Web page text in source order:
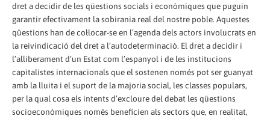
dret a decidir de les qüestions socials i econòmiques que puguin
garantir efectivament la sobirania real del nostre poble. Aquestes
qüestions han de col·locar-se en l’agenda dels actors involucrats en
la reivindicació del dret a l’autodeterminació. El dret a decidir i
l’alliberament d’un Estat com l’espanyol i de les institucions
capitalistes internacionals que el sostenen només pot ser guanyat
amb la lluita i el suport de la majoria social, les classes populars,
per la qual cosa els intents d’excloure del debat les qüestions
socioeconòmiques només beneficien als sectors que, en realitat,